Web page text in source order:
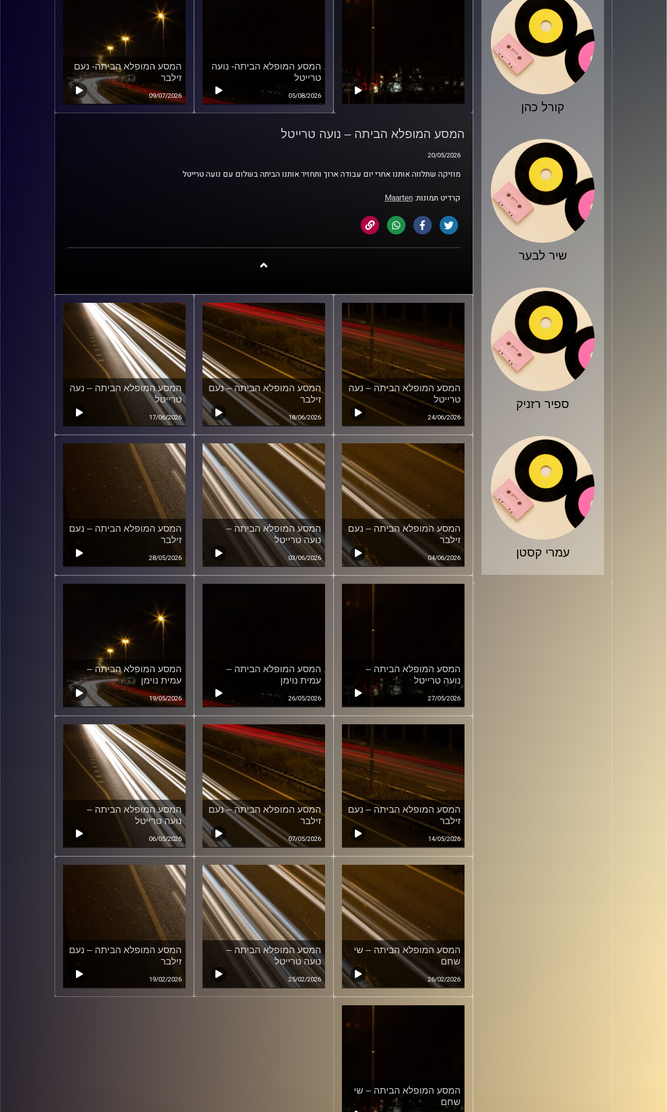
קורל כהן
שיר לבער
ספיר רזניק
עמרי קסטן
המסע המופלא הביתה- נועה
טרייטל
05/08/2026
המסע המופלא הביתה- נעם
זילבר
09/07/2026
המסע המופלא הביתה – נועה טרייטל
20/05/2026
מוזיקה שתלווה אותנו אחרי יום עבודה ארוך ותחזיר אותנו הביתה בשלום עם נועה טרייטל
קרדיט תמונות:Maarten
המסע המופלא הביתה – נעה
טרייטל
24/06/2026
המסע המופלא הביתה – נעם
זילבר
18/06/2026
המסע המופלא הביתה – נעה
טרייטל
17/06/2026
המסע המופלא הביתה – נעם
זילבר
04/06/2026
המסע המופלא הביתה –
נועה טרייטל
03/06/2026
המסע המופלא הביתה – נעם
זילבר
28/05/2026
המסע המופלא הביתה –
נועה טרייטל
27/05/2026
המסע המופלא הביתה –
עמית נוימן
26/05/2026
המסע המופלא הביתה –
עמית נוימן
19/05/2026
המסע המופלא הביתה – נעם
זילבר
14/05/2026
המסע המופלא הביתה – נעם
זילבר
07/05/2026
המסע המופלא הביתה –
נועה טרייטל
06/05/2026
המסע המופלא הביתה – שי
שחם
26/02/2026
המסע המופלא הביתה –
נועה טרייטל
25/02/2026
המסע המופלא הביתה – נעם
זילבר
19/02/2026
המסע המופלא הביתה – שי
שחם